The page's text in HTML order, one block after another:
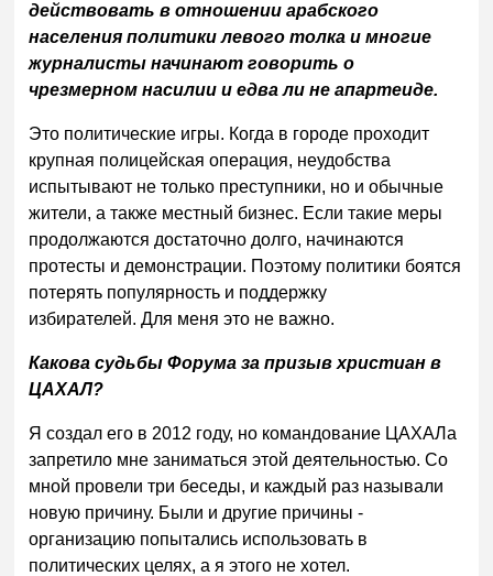
действовать в отношении арабского
населения политики левого толка и многие
журналисты начинают говорить о
чрезмерном насилии и едва ли не апартеиде.
Это политические игры. Когда в городе проходит
крупная полицейская операция, неудобства
испытывают не только преступники, но и обычные
жители, а также местный бизнес. Если такие меры
продолжаются достаточно долго, начинаются
протесты и демонстрации. Поэтому политики боятся
потерять популярность и поддержку
избирателей. Для меня это не важно.
Какова судьбы Форума за призыв христиан в
ЦАХАЛ?
Я создал его в 2012 году, но командование ЦАХАЛа
запретило мне заниматься этой деятельностью. Со
мной провели три беседы, и каждый раз называли
новую причину. Были и другие причины -
организацию попытались использовать в
политических целях, а я этого не хотел.